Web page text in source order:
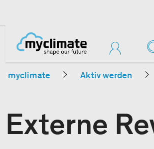
myclimate Aktiv werden
Externe